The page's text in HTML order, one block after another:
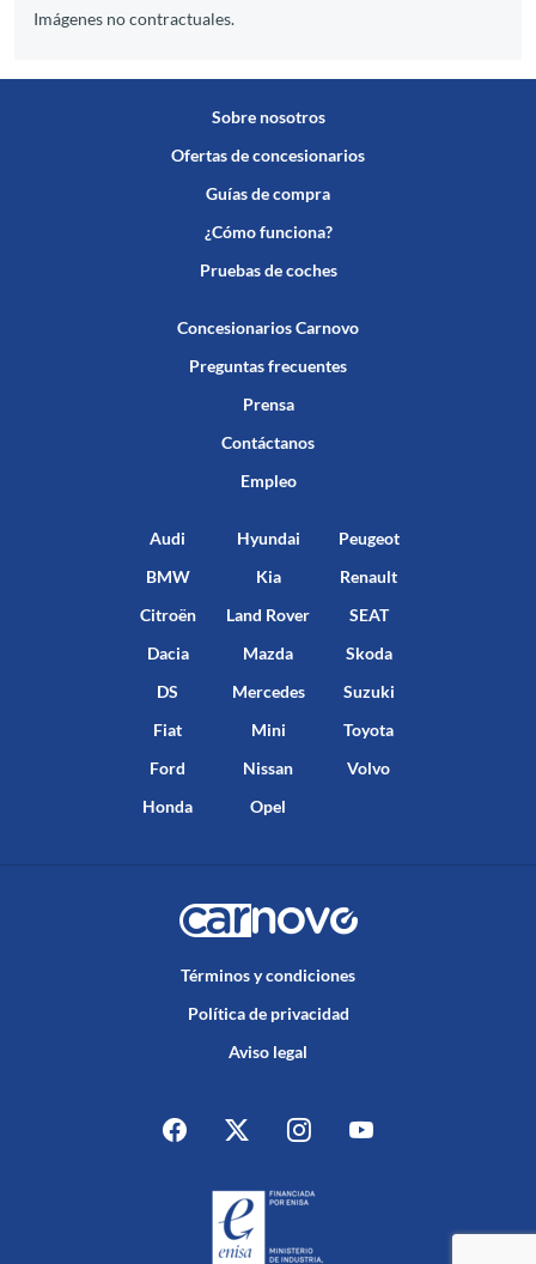
Imágenes no contractuales.
Sobre nosotros
Ofertas de concesionarios
Guías de compra
¿Cómo funciona?
Pruebas de coches
Concesionarios Carnovo
Preguntas frecuentes
Prensa
Contáctanos
Empleo
Audi
BMW
Citroën
Dacia
DS
Fiat
Ford
Honda
Hyundai
Kia
Land Rover
Mazda
Mercedes
Mini
Nissan
Opel
Peugeot
Renault
SEAT
Skoda
Suzuki
Toyota
Volvo
Términos y condiciones
Política de privacidad
Aviso legal